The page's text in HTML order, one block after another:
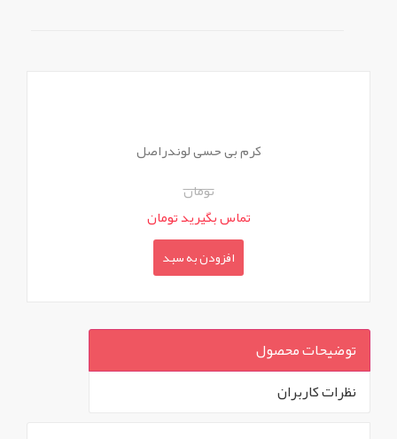
کرم بی حسی لوندراصل
تومان
تماس بگیرید تومان
افزودن به سبد
توضیحات محصول
نظرات کاربران